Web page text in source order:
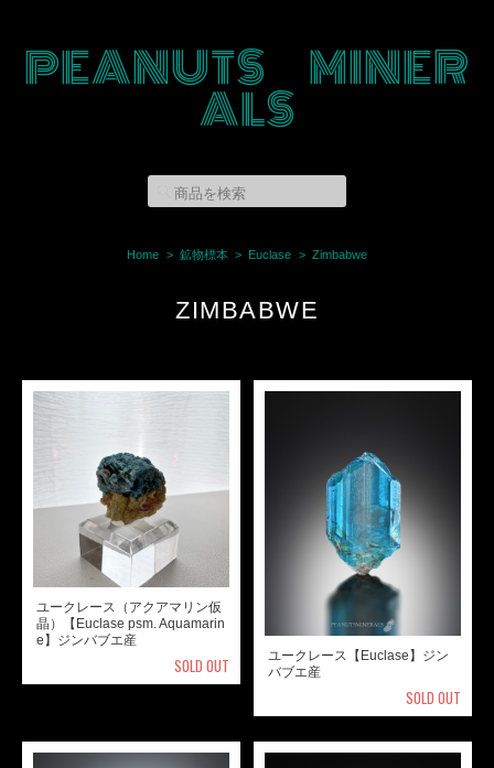
PEANUTS MINER
ALS
Home 鉱物標本 Euclase Zimbabwe
ZIMBABWE
ユークレース（アクアマリン仮
晶）【Euclase psm. Aquamarin
e】ジンバブエ産
SOLD OUT
ユークレース【Euclase】ジン
バブエ産
SOLD OUT